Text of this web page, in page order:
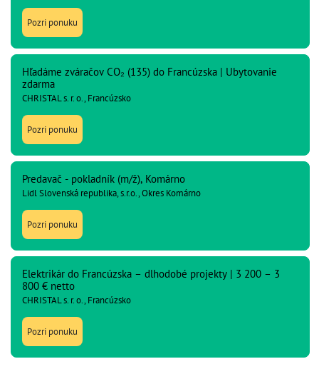
Pozri ponuku
Hľadáme zváračov CO₂ (135) do Francúzska | Ubytovanie
zdarma
CHRISTAL s. r. o., Francúzsko
Pozri ponuku
Predavač - pokladník (m/ž), Komárno
Lidl Slovenská republika, s.r.o., Okres Komárno
Pozri ponuku
Elektrikár do Francúzska – dlhodobé projekty | 3 200 – 3
800 € netto
CHRISTAL s. r. o., Francúzsko
Pozri ponuku